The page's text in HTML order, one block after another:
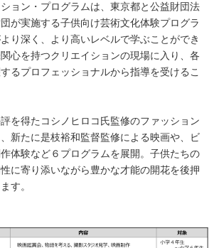
ョン・プログラムは、東京都と公益財団法
が実施する子供向け芸術文化体験プログラ
り深く、より高いレベルで学ぶことができ
心を持つクリエイションの現場に入り、各
るプロフェッショナルから指導を受けるこ
を得たコシノヒロコ氏監修のファッション
新たに是枝裕和監督監修による映画や、ビ
体験など６プログラムを展開。子供たちの
に寄り添いながら豊かな才能の開花を後押
す。